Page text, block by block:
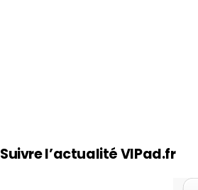
Suivre l’actualité VIPad.fr